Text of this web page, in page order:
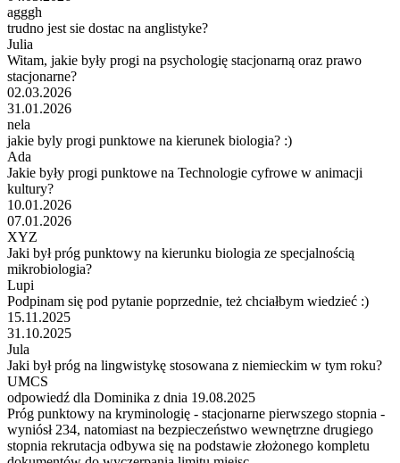
agggh
trudno jest sie dostac na anglistyke?
Julia
Witam, jakie były progi na psychologię stacjonarną oraz prawo
stacjonarne?
02.03.2026
31.01.2026
nela
jakie byly progi punktowe na kierunek biologia? :)
Ada
Jakie były progi punktowe na Technologie cyfrowe w animacji
kultury?
10.01.2026
07.01.2026
XYZ
Jaki był próg punktowy na kierunku biologia ze specjalnością
mikrobiologia?
Lupi
Podpinam się pod pytanie poprzednie, też chciałbym wiedzieć :)
15.11.2025
31.10.2025
Jula
Jaki był próg na lingwistykę stosowana z niemieckim w tym roku?
UMCS
odpowiedź dla Dominika z dnia 19.08.2025
Próg punktowy na kryminologię - stacjonarne pierwszego stopnia -
wyniósł 234, natomiast na bezpieczeństwo wewnętrzne drugiego
stopnia rekrutacja odbywa się na podstawie złożonego kompletu